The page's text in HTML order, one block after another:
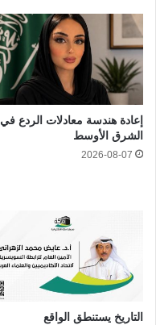
إعادة هندسة معادلات الردع في
الشرق الأوسط
2026-08-07
التاريخ يستنطق الواقع